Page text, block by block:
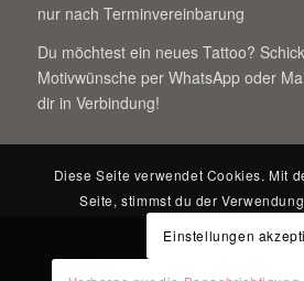
nur nach Terminvereinbarung
Du möchtest ein neues Tattoo?
Motivwünsche per WhatsApp oder
dir in Verbindung!
© Copyright - Allstyletattoo
Diese Seite verwendet Cookies. Mit
Seite, stimmst du der
Einstellungen